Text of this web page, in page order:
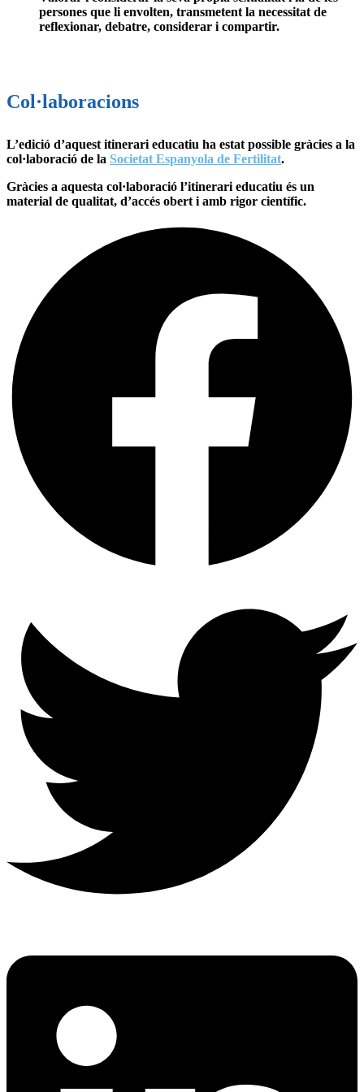
persones que li envolten, transmetent la necessitat de
reflexionar, debatre, considerar i compartir.
Col·laboracions
L’edició d’aquest itinerari educatiu ha estat possible gràcies a la
col·laboració de la Societat Espanyola de Fertilitat.
Gràcies a aquesta col·laboració l’itinerari educatiu és un
material de qualitat, d’accés obert i amb rigor científic.